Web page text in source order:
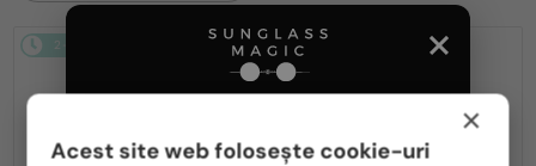
2-4 ZILE 2-4 ZILE
×
Acest site web folosește cookie-uri